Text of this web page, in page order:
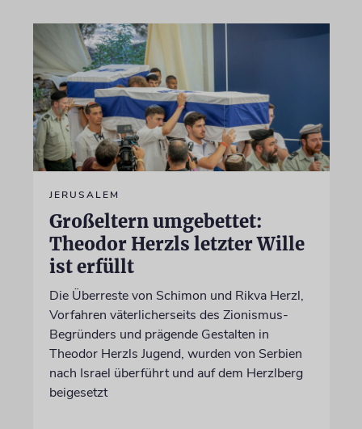
JERUSALEM
Großeltern umgebettet:
Theodor Herzls letzter Wille
ist erfüllt
Die Überreste von Schimon und Rikva Herzl,
Vorfahren väterlicherseits des Zionismus-
Begründers und prägende Gestalten in
Theodor Herzls Jugend, wurden von Serbien
nach Israel überführt und auf dem Herzlberg
beigesetzt